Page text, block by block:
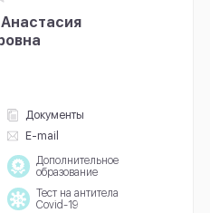
Документы
E-mail
Дополнительное
образование
Тест на антитела
Covid-19